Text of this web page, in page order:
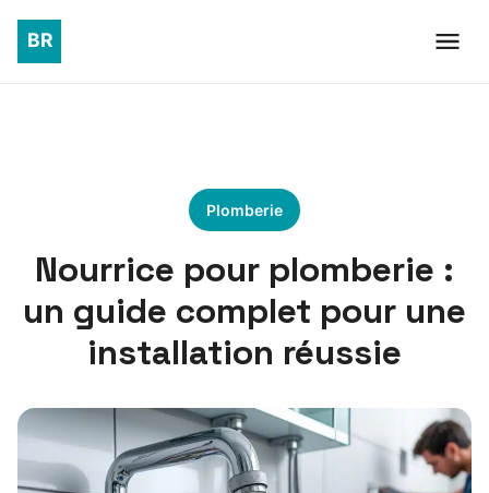
Plomberie
Nourrice pour plomberie :
un guide complet pour une
installation réussie